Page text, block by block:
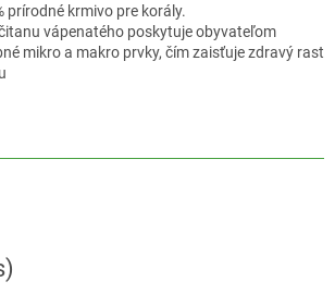
prírodné krmivo pre korály.
vápenatého poskytuje obyvateľom
mikro a makro prvky, čím zaisťuje zdravý rast